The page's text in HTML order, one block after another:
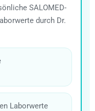
SALOMED-
durch Dr.
Laborwerte